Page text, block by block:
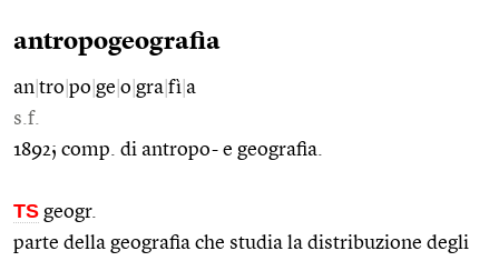
antropogeografia
an tro po ge o gra fì a
s.f.
1892; comp. di antropo- e geografia.
TS geogr.
parte della geografia che studia la distribuzione degli